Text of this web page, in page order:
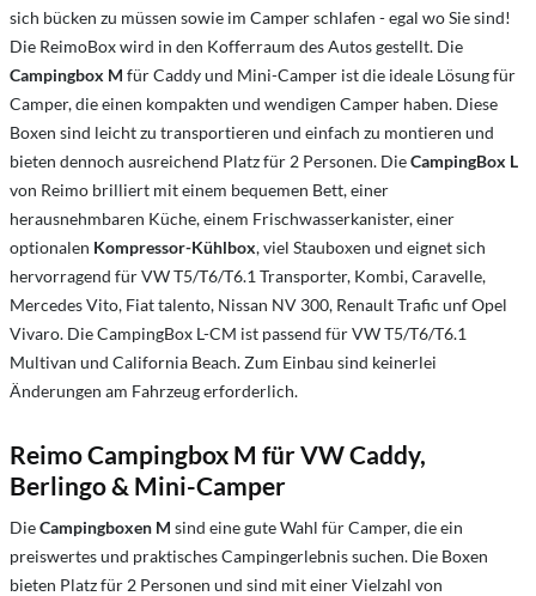
sich bücken zu müssen sowie im Camper schlafen - egal wo Sie sind!
Die ReimoBox wird in den Kofferraum des Autos gestellt. Die
Campingbox M für Caddy und Mini-Camper ist die ideale Lösung für
Camper, die einen kompakten und wendigen Camper haben. Diese
Boxen sind leicht zu transportieren und einfach zu montieren und
bieten dennoch ausreichend Platz für 2 Personen. DieCampingBox L
von Reimo brilliert mit einem bequemen Bett, einer
herausnehmbaren Küche, einem Frischwasserkanister, einer
optionalen Kompressor-Kühlbox, viel Stauboxen und eignet sich
hervorragend für VW T5/T6/T6.1 Transporter, Kombi, Caravelle,
Mercedes Vito, Fiat talento, Nissan NV 300, Renault Trafic unf Opel
Vivaro. Die CampingBox L-CM ist passend für VW T5/T6/T6.1
Multivan und California Beach. Zum Einbau sind keinerlei
Änderungen am Fahrzeug erforderlich.
Reimo Campingbox M für VW Caddy,
Berlingo & Mini-Camper
DieCampingboxen M sind eine gute Wahl für Camper, die ein
preiswertes und praktisches Campingerlebnis suchen. Die Boxen
bieten Platz für 2 Personen und sind mit einer Vielzahl von